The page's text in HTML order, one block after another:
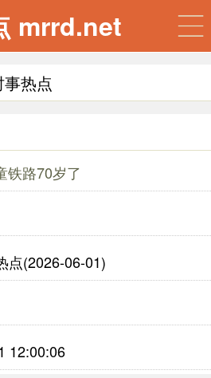
mrrd.net
热点
铁路70岁了
点(2026-06-01)
12:00:06